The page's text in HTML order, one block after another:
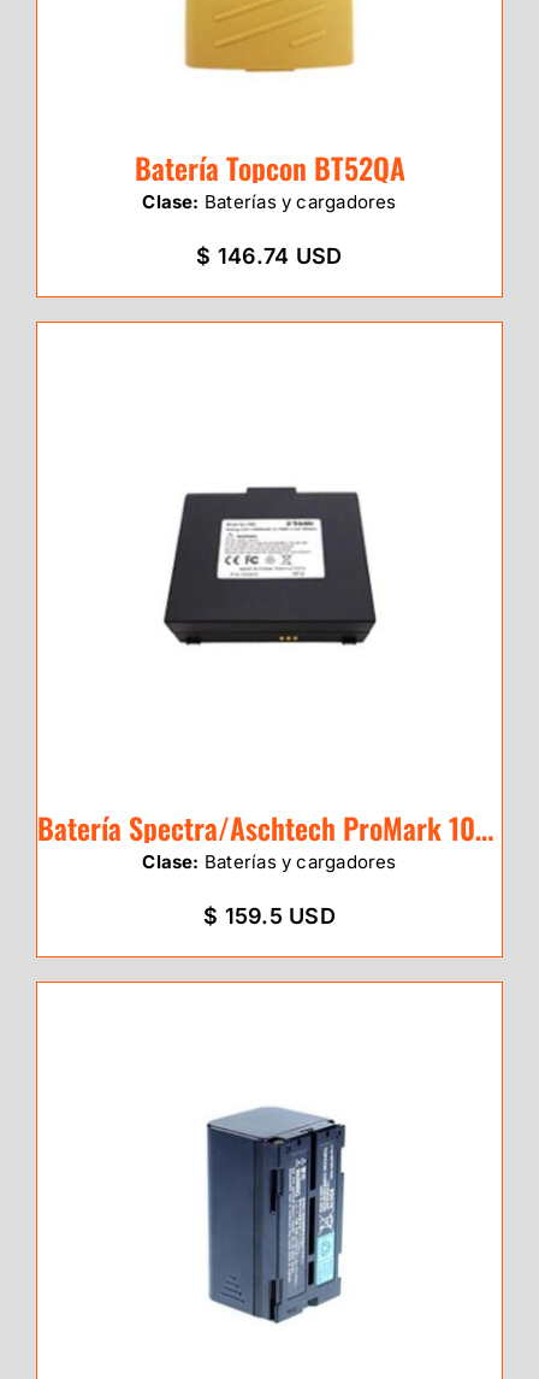
Batería Topcon BT52QA
Clase: Baterías y cargadores
$ 146.74 USD
Batería Spectra/Aschtech ProMark 100/20
Clase: Baterías y cargadores
$ 159.5 USD